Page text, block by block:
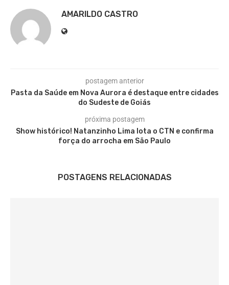
AMARILDO CASTRO
postagem anterior
Pasta da Saúde em Nova Aurora é destaque entre cidades
do Sudeste de Goiás
próxima postagem
Show histórico! Natanzinho Lima lota o CTN e confirma
força do arrocha em São Paulo
POSTAGENS RELACIONADAS